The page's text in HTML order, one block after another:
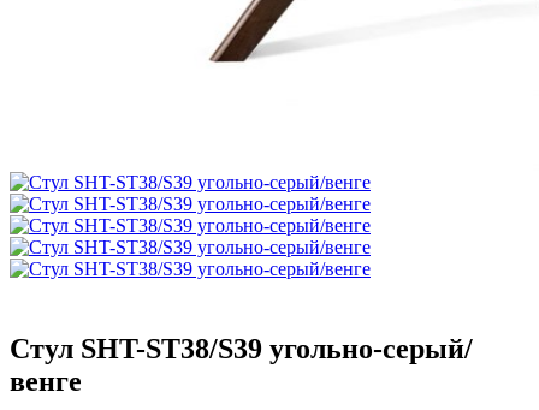
Стул SHT-ST38/S39 угольно-серый/
венге